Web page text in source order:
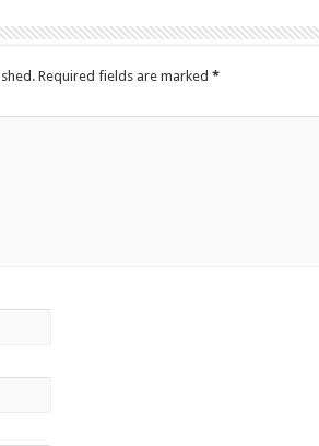
Required fields are marked *